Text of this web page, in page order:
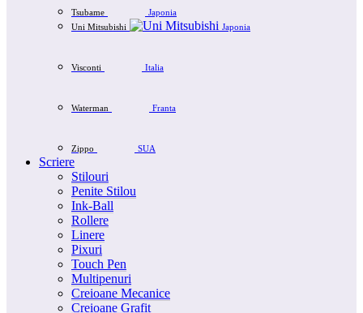
Tsubame
Japonia
Uni Mitsubishi
Japonia
Visconti Italia
Waterman Franta
Zippo SUA
Scriere
Stilouri
Penite Stilou
Ink-Ball
Rollere
Linere
Pixuri
Touch Pen
Multipenuri
Creioane Mecanice
Creioane Grafit